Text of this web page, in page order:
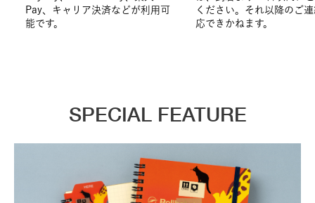
Pay、キャリア決済などが利用可
能です。
ください。それ以降のご
応できかねます。
SPECIAL FEATURE